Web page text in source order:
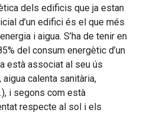
dels edificis que ja estan
d’un edifici és el que més
i aigua. S’ha de tenir en
del consum energètic d’un
està associat al seu ús
calenta sanitària,
i segons com està
respecte al sol i els